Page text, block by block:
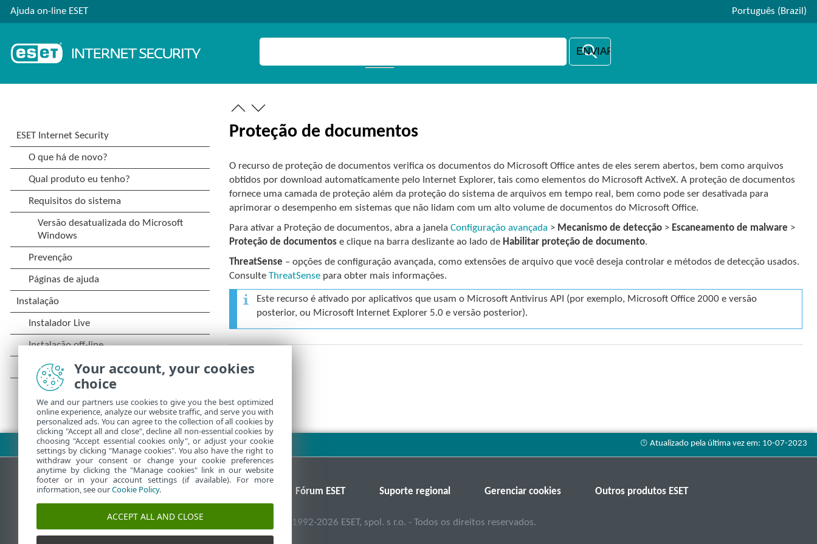
Ajuda on-line ESET Português (Brazil)
Proteção de documentos
O recurso de proteção de documentos verifica os documentos do Microsoft Office antes de eles serem abertos, bem como arquivos
obtidos por download automaticamente pelo Internet Explorer, tais como elementos do Microsoft ActiveX. A proteção de documentos
fornece uma camada de proteção além da proteção do sistema de arquivos em tempo real, bem como pode ser desativada para
aprimorar o desempenho em sistemas que não lidam com um alto volume de documentos do Microsoft Office.
Para ativar a Proteção de documentos, abra a janelaConfiguração avançada > Mecanismo de detecção > Escaneamento de malware >
Proteção de documentos e clique na barra deslizante ao lado de Habilitar proteção de documento.
ThreatSense – opções de configuração avançada, como extensões de arquivo que você deseja controlar e métodos de detecção usados.
ConsulteThreatSense para obter mais informações.
Este recurso é ativado por aplicativos que usam o Microsoft Antivirus API (por exemplo, Microsoft Office 2000 e versão
posterior, ou Microsoft Internet Explorer 5.0 e versão posterior).
Fazer download do PDF
Base de conhecimento da ESET Fórum ESET Suporte regional Gerenciar cookies Outros produtos ESET
1992-2026 ESET, spol. s r.o. - Todos os direitos reservados.
Your account, your cookies
choice
We and our partners use cookies to give you the best optimized
online experience, analyze our website traffic, and serve you with
personalized ads. You can agree to the collection of all cookies by
clicking "Accept all and close", decline all non-essential cookies by
choosing "Accept essential cookies only", or adjust your cookie
settings by clicking "Manage cookies". You also have the right to
withdraw your consent or change your cookie preferences
anytime by clicking the "Manage cookies" link in our website
footer or in your account settings (if available). For more
information, see ourCookie Policy.
ACCEPT ALL AND CLOSE